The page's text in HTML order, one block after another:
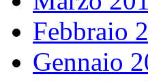
Febbraio
Gennaio